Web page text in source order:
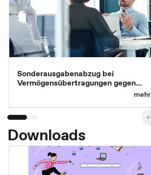
Sonderausgabenabzug bei
Vermögensübertragungen gegen
mehr
Downloads